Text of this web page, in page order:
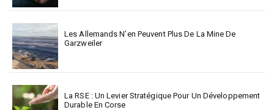
Les Allemands N’en Peuvent Plus De La Mine De
Garzweiler
La RSE : Un Levier Stratégique Pour Un Développement
Durable En Corse